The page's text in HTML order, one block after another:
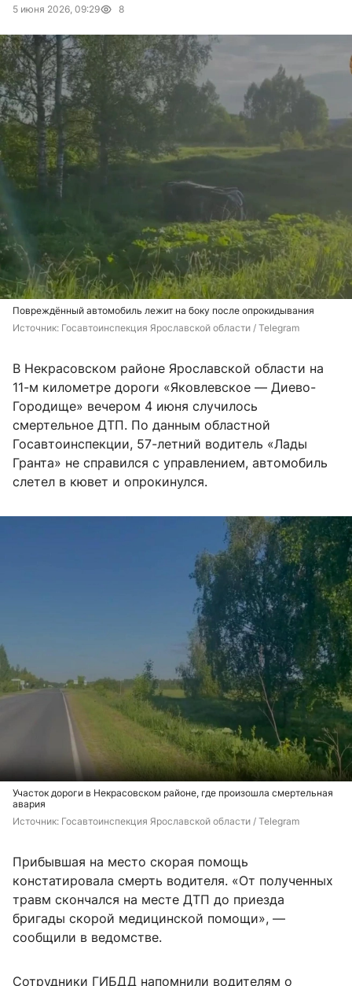
5 июня 2026, 09:29 8
Повреждённый автомобиль лежит на боку после опрокидывания
Источник: Госавтоинспекция Ярославской области / Telegram
В Некрасовском районе Ярославской области на
11-м километре дороги «Яковлевское — Диево-
Городище» вечером 4 июня случилось
смертельное ДТП. По данным областной
Госавтоинспекции, 57-летний водитель «Лады
Гранта» не справился с управлением, автомобиль
слетел в кювет и опрокинулся.
Участок дороги в Некрасовском районе, где произошла смертельная
авария
Источник: Госавтоинспекция Ярославской области / Telegram
Прибывшая на место скорая помощь
констатировала смерть водителя. «От полученных
травм скончался на месте ДТП до приезда
бригады скорой медицинской помощи», —
сообщили в ведомстве.
Сотрудники ГИБДД напомнили водителям о